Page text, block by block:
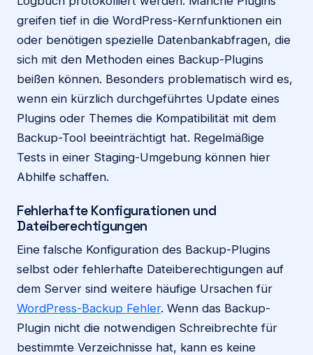
greifen tief in die WordPress-Kernfunktionen ein
oder benötigen spezielle Datenbankabfragen, die
sich mit den Methoden eines Backup-Plugins
beißen können. Besonders problematisch wird es,
wenn ein kürzlich durchgeführtes Update eines
Plugins oder Themes die Kompatibilität mit dem
Backup-Tool beeinträchtigt hat. Regelmäßige
Tests in einer Staging-Umgebung können hier
Abhilfe schaffen.
Fehlerhafte Konfigurationen und
Dateiberechtigungen
Eine falsche Konfiguration des Backup-Plugins
selbst oder fehlerhafte Dateiberechtigungen auf
dem Server sind weitere häufige Ursachen für
WordPress-Backup Fehler. Wenn das Backup-
Plugin nicht die notwendigen Schreibrechte für
bestimmte Verzeichnisse hat, kann es keine